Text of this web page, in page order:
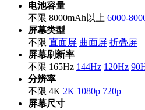
电池容量
不限 8000mAh以上 6000-
屏幕类型
不限 直面屏 曲面屏 折叠屏
屏幕刷新率
不限 165Hz 144Hz 120Hz
分辨率
不限 4K 2K 1080p 720p
屏幕尺寸